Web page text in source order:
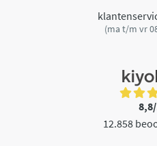
(ma t/m vr
12.858